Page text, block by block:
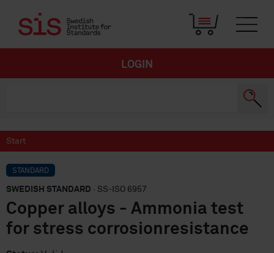
LOGIN
Start
STANDARD
SWEDISH STANDARD · SS-ISO 6957
Copper alloys - Ammonia test
for stress corrosionresistance